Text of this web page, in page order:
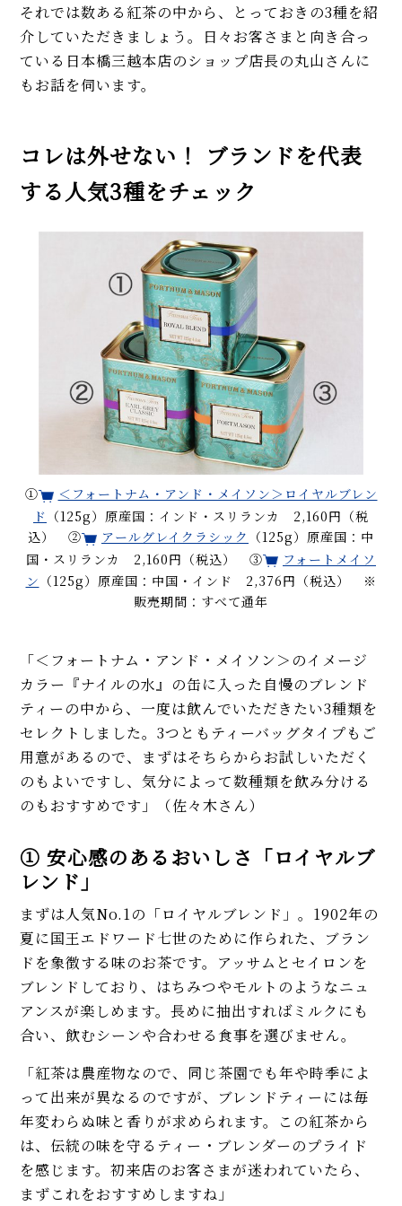
それでは数ある紅茶の中から、とっておきの3種を紹
介していただきましょう。日々お客さまと向き合っ
ている日本橋三越本店のショップ店長の丸山さんに
もお話を伺います。
コレは外せない！ ブランドを代表
する人気3種をチェック
①
＜フォートナム・アンド・メイソン＞ロイヤルブレン
ド （125g）原産国：インド・スリランカ 2,160円（税
込） ②
アールグレイクラシック （125g）原産国：中
国・スリランカ 2,160円（税込） ③
フォートメイソ
ン （125g）原産国：中国・インド 2,376円（税込） ※
販売期間：すべて通年
「＜フォートナム・アンド・メイソン＞のイメージ
カラー『ナイルの水』の缶に入った自慢のブレンド
ティーの中から、一度は飲んでいただきたい3種類を
セレクトしました。3つともティーバッグタイプもご
用意があるので、まずはそちらからお試しいただく
のもよいですし、気分によって数種類を飲み分ける
のもおすすめです」（佐々木さん）
① 安心感のあるおいしさ「ロイヤルブ
レンド」
まずは人気No.1の「ロイヤルブレンド」。1902年の
夏に国王エドワード七世のために作られた、ブラン
ドを象徴する味のお茶です。アッサムとセイロンを
ブレンドしており、はちみつやモルトのようなニュ
アンスが楽しめます。長めに抽出すればミルクにも
合い、飲むシーンや合わせる食事を選びません。
「紅茶は農産物なので、同じ茶園でも年や時季によ
って出来が異なるのですが、ブレンドティーには毎
年変わらぬ味と香りが求められます。この紅茶から
は、伝統の味を守るティー・ブレンダーのプライド
を感じます。初来店のお客さまが迷われていたら、
まずこれをおすすめしますね」